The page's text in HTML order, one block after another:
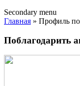
Secondary menu
Главная » Профиль
Поблагодарить